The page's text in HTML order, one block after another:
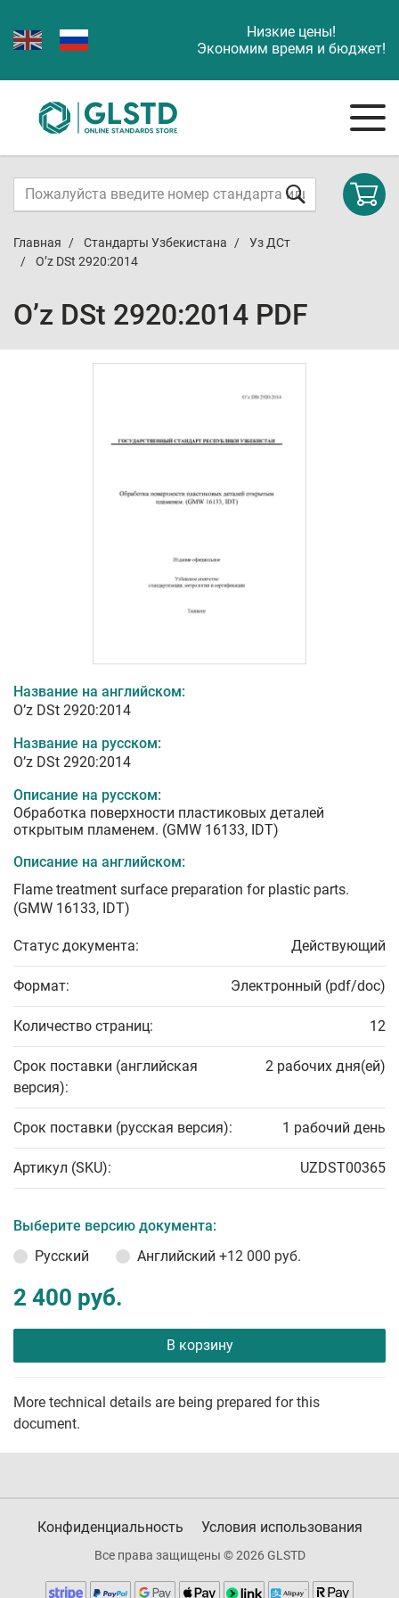
Низкие цены!
Экономим время и бюджет!
Главная Стандарты Узбекистана
Уз ДСт
O’z DSt 2920:2014
O’z DSt 2920:2014 PDF
Название на английском:
O’z DSt 2920:2014
Название на русском:
O’z DSt 2920:2014
Описание на русском:
Обработка поверхности пластиковых деталей
открытым пламенем. (GMW 16133, IDT)
Описание на английском:
Flame treatment surface preparation for plastic parts.
(GMW 16133, IDT)
Статус документа: Действующий
Формат: Электронный (pdf/doc)
Количество страниц: 12
Срок поставки (английская
версия):
2 рабочих дня(ей)
Срок поставки (русская версия): 1 рабочий день
Артикул (SKU): UZDST00365
Выберите версию документа:
Русский
Английский +12 000 руб.
2 400 руб.
В корзину
More technical details are being prepared for this
document.
Конфиденциальность Условия использования
Все права защищены © 2026 GLSTD